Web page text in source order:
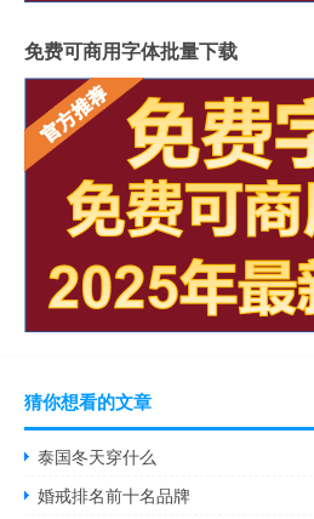
免费可商用字体批量下载
猜你想看的文章
泰国冬天穿什么
婚戒排名前十名品牌